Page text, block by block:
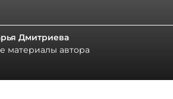
Дмитриева
материалы автора